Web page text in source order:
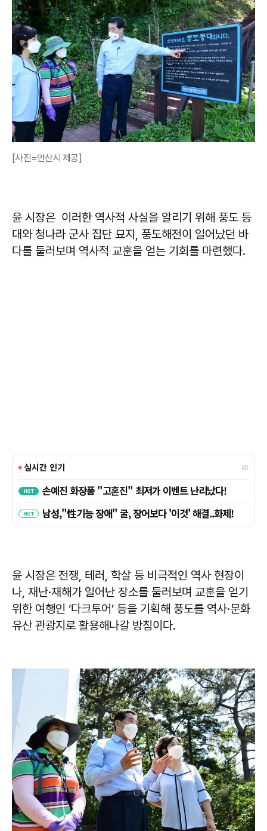
[사진=안산시 제공]
윤 시장은 이러한 역사적 사실을 알리기 위해 풍도 등
대와 청나라 군사 집단 묘지, 풍도해전이 일어났던 바
다를 둘러보며 역사적 교훈을 얻는 기회를 마련했다.
윤 시장은 전쟁, 테러, 학살 등 비극적인 역사 현장이
나, 재난·재해가 일어난 장소를 둘러보며 교훈을 얻기
위한 여행인 ‘다크투어’ 등을 기획해 풍도를 역사·문화
유산 관광지로 활용해나갈 방침이다.